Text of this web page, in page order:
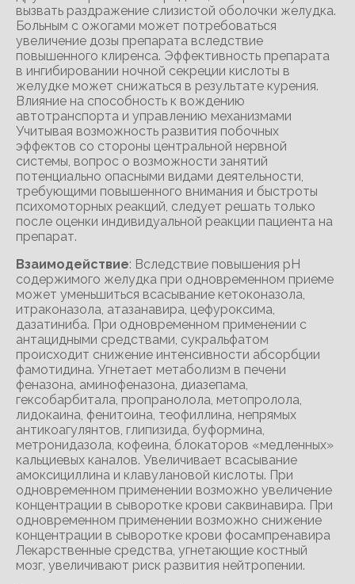
вызвать раздражение слизистой оболочки желудка.
Больным с ожогами может потребоваться
увеличение дозы препарата вследствие
повышенного клиренса. Эффективность препарата
в ингибировании ночной секреции кислоты в
желудке может снижаться в результате курения.
Влияние на способность к вождению
автотранспорта и управлению механизмами
Учитывая возможность развития побочных
эффектов со стороны центральной нервной
системы, вопрос о возможности занятий
потенциально опасными видами деятельности,
требующими повышенного внимания и быстроты
психомоторных реакций, следует решать только
после оценки индивидуальной реакции пациента на
препарат.
Взаимодействие: Вследствие повышения pH
содержимого желудка при одновременном приеме
может уменьшиться всасывание кетоконазола,
итраконазола, атазанавира, цефуроксима,
дазатиниба. При одновременном применении с
антацидными средствами, сукральфатом
происходит снижение интенсивности абсорбции
фамотидина. Угнетает метаболизм в печени
феназона, аминофеназона, диазепама,
гексобарбитала, пропранолола, метопролола,
лидокаина, фенитоина, теофиллина, непрямых
антикоагулянтов, глипизида, буформина,
метронидазола, кофеина, блокаторов «медленных»
кальциевых каналов. Увеличивает всасывание
амоксициллина и клавулановой кислоты. При
одновременном применении возможно увеличение
концентрации в сыворотке крови саквинавира. При
одновременном применении возможно снижение
концентрации в сыворотке крови фосампренавира
Лекарственные средства, угнетающие костный
мозг, увеличивают риск развития нейтропении.